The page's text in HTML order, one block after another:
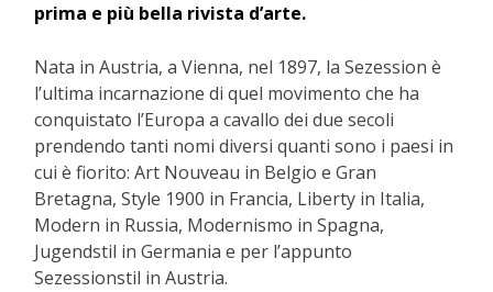
prima e più bella rivista d’arte.
Nata in Austria, a Vienna, nel 1897, la Sezession è
l’ultima incarnazione di quel movimento che ha
conquistato l’Europa a cavallo dei due secoli
prendendo tanti nomi diversi quanti sono i paesi in
cui è fiorito: Art Nouveau in Belgio e Gran
Bretagna, Style 1900 in Francia, Liberty in Italia,
Modern in Russia, Modernismo in Spagna,
Jugendstil in Germania e per l’appunto
Sezessionstil in Austria.